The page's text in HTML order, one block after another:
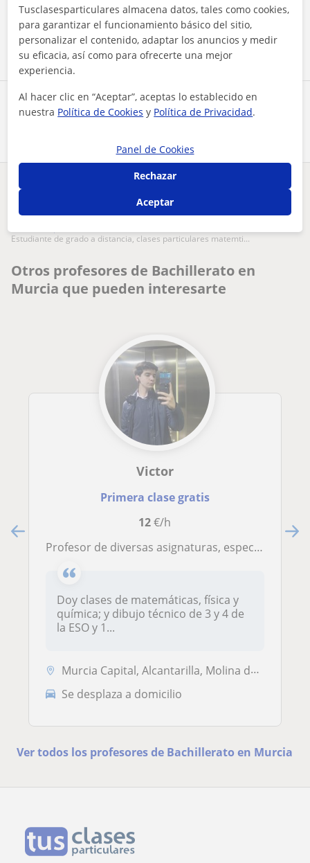
Comparte a este profesor
Contactar ahora
estudiante de grado a distancia, clases particulares matemti...
Otros profesores de Bachillerato en
Murcia que pueden interesarte
Victor
Primera clase gratis
12€/h
Profesor de diversas asignaturas, especialmente Matemáticas, Física y Química; y Dibujo Técnico
Doy clases de matemáticas, física y
química; y dibujo técnico de 3 y 4 de
la ESO y 1...
Murcia Capital, Alcantarilla, Molina de Segura
Se desplaza a domicilio
Ver todos los profesores de Bachillerato en Murcia
Tusclasesparticulares almacena datos, tales como cookies,
para garantizar el funcionamiento básico del sitio,
personalizar el contenido, adaptar los anuncios y medir
su eficacia, así como para ofrecerte una mejor
experiencia.
Al hacer clic en “Aceptar”, aceptas lo establecido en
nuestra Política de Cookies y Política de Privacidad.
Panel de Cookies
Rechazar
Aceptar